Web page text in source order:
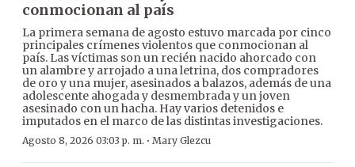
conmocionan al país
La primera semana de agosto estuvo marcada por cinco
principales crímenes violentos que conmocionan al
país. Las víctimas son un recién nacido ahorcado con
un alambre y arrojado a una letrina, dos compradores
de oro y una mujer, asesinados a balazos, además de una
adolescente ahogada y desmembrada y un joven
asesinado con un hacha. Hay varios detenidos e
imputados en el marco de las distintas investigaciones.
Agosto 8, 2026 03:03 p. m. · Mary Glezcu